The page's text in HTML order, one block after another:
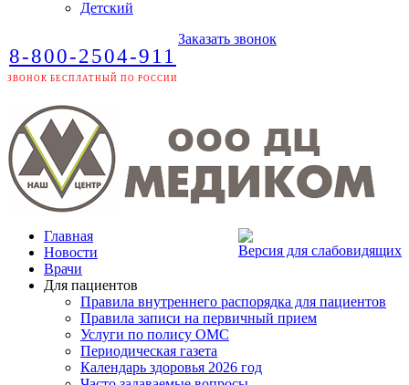
Детский
8-800-2504-911
ЗВОНОК БЕСПЛАТНЫЙ ПО РОССИИ
Заказать звонок
Версия для слабовидящих
Главная
Новости
Врачи
Для пациентов
Правила внутреннего распорядка для пациентов
Правила записи на первичный прием
Услуги по полису ОМС
Периодическая газета
Календарь здоровья 2026 год